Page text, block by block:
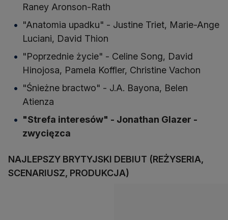
Raney Aronson-Rath
"Anatomia upadku" - Justine Triet, Marie-Ange
Luciani, David Thion
"Poprzednie życie" - Celine Song, David
Hinojosa, Pamela Koffler, Christine Vachon
"Śnieżne bractwo" - J.A. Bayona, Belen
Atienza
"Strefa interesów" - Jonathan Glazer -
zwycięzca
NAJLEPSZY BRYTYJSKI DEBIUT (REŻYSERIA,
SCENARIUSZ, PRODUKCJA)